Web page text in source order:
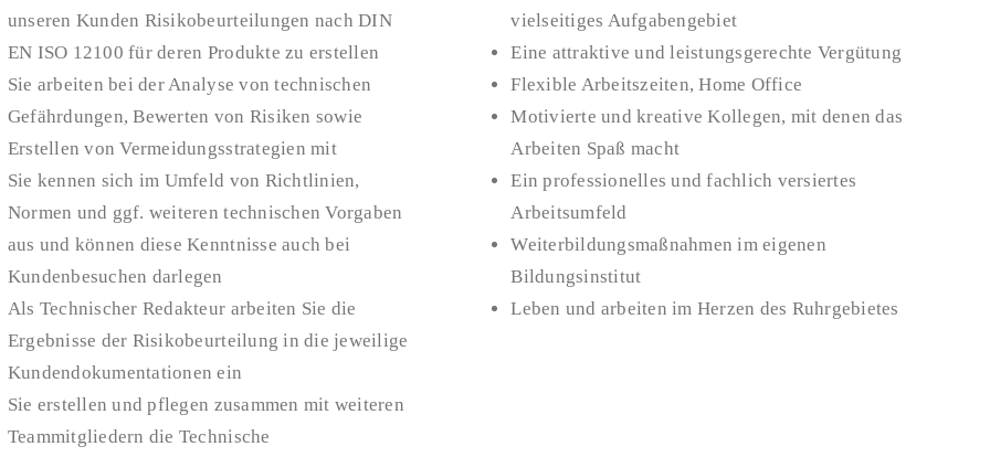
unseren Kunden Risikobeurteilungen nach DIN
EN ISO 12100 für deren Produkte zu erstellen
Sie arbeiten bei der Analyse von technischen
Gefährdungen, Bewerten von Risiken sowie
Erstellen von Vermeidungsstrategien mit
Sie kennen sich im Umfeld von Richtlinien,
Normen und ggf. weiteren technischen Vorgaben
aus und können diese Kenntnisse auch bei
Kundenbesuchen darlegen
Als Technischer Redakteur arbeiten Sie die
Ergebnisse der Risikobeurteilung in die jeweilige
Kundendokumentationen ein
Sie erstellen und pflegen zusammen mit weiteren
Teammitgliedern die Technische
vielseitiges Aufgabengebiet
Eine attraktive und leistungsgerechte Vergütung
Flexible Arbeitszeiten, Home Office
Motivierte und kreative Kollegen, mit denen das
Arbeiten Spaß macht
Ein professionelles und fachlich versiertes
Arbeitsumfeld
Weiterbildungsmaßnahmen im eigenen
Bildungsinstitut
Leben und arbeiten im Herzen des Ruhrgebietes